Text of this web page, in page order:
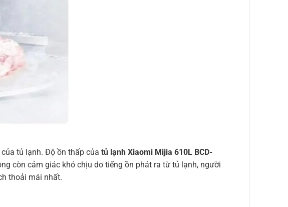
tủ lạnh. Độ ồn thấp của tủ lạnh Xiaomi Mijia 610L BCD-
còn cảm giác khó chịu do tiếng ồn phát ra từ tủ lạnh, người
thoải mái nhất.